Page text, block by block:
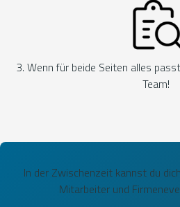
3. Wenn für beide Seiten alles
Team!
In der Zwischenzeit kannst du
Mitarbeiter und